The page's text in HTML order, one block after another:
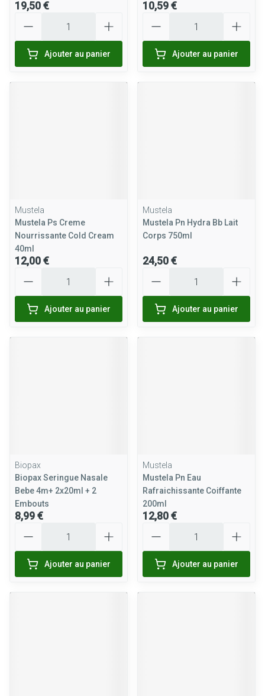
19,50 €
Ajouter au panier
10,59 €
Ajouter au panier
Mustela
Mustela Ps Creme
Nourrissante Cold Cream
40ml
12,00 €
Ajouter au panier
Mustela
Mustela Pn Hydra Bb Lait
Corps 750ml
24,50 €
Ajouter au panier
Biopax
Biopax Seringue Nasale
Bebe 4m+ 2x20ml + 2
Embouts
8,99 €
Ajouter au panier
Mustela
Mustela Pn Eau
Rafraichissante Coiffante
200ml
12,80 €
Ajouter au panier